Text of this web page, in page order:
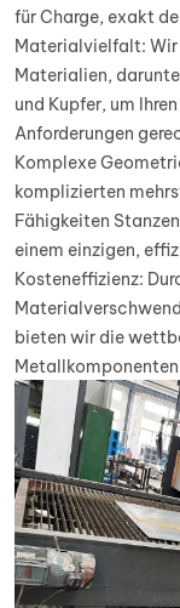
für Charge, exakt
Materialvielfalt: Wir
Materialien,
und Kupfer, um
Anforderungen
Komplexe
komplizierten
Fähigkeiten
einem einzigen,
Kosteneffizienz:
bieten wir die